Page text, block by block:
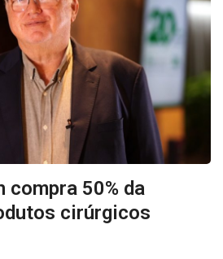
compra 50% da
cirúrgicos